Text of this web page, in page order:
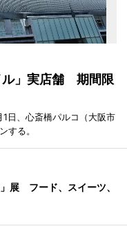
ル」実店舗 期間限
1日、心斎橋パルコ（大阪市
する。
展 フード、スイーツ、